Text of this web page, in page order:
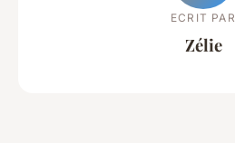
ECRIT PAR
Zélie